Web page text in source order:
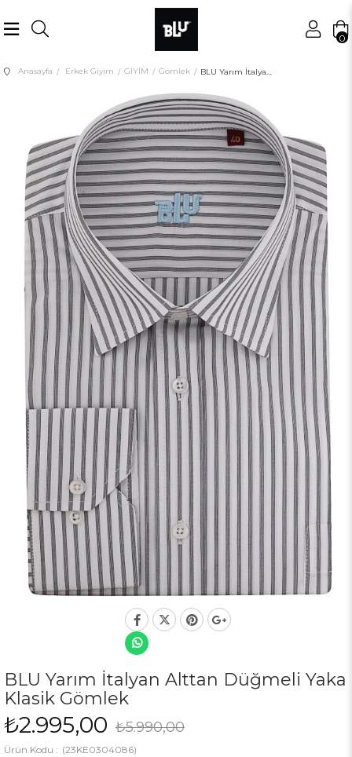
0
Anasayfa Erkek Giyim GİYİM Gömlek
BLU Yarım İtalyan Alttan Düğmeli Yaka
Klasik Gömlek
₺5.990,00
₺2.995,00
(23KE0304086)